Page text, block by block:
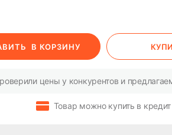
В КОРЗИНУ
цены у конкурентов и
Товар можно купить в кредит